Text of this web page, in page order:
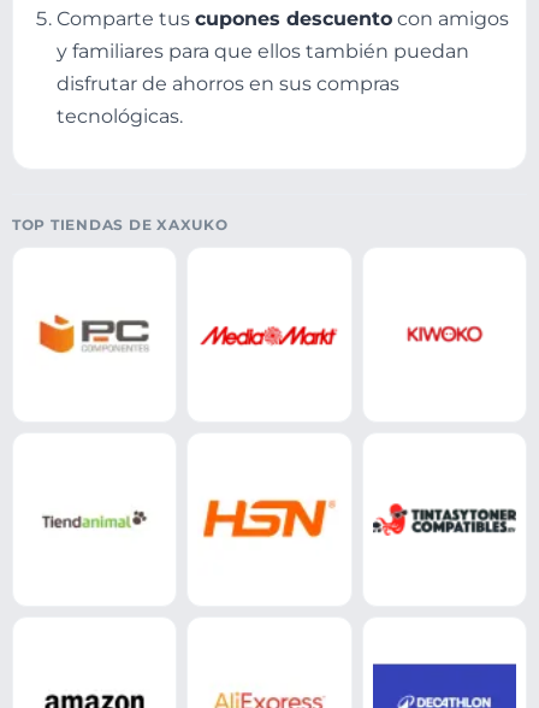
Comparte tus cupones descuento con amigos
y familiares para que ellos también puedan
disfrutar de ahorros en sus compras
tecnológicas.
TOP TIENDAS DE XAXUKO